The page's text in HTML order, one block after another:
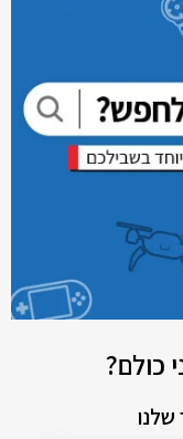
כולם?
שלנו